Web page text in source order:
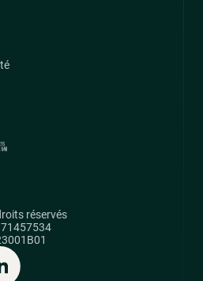
réservés
71457534